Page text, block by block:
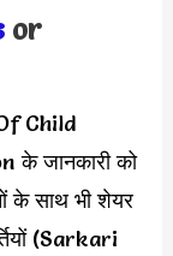
or
Child
जानकारी को
के साथ भी शेयर
(Sarkari